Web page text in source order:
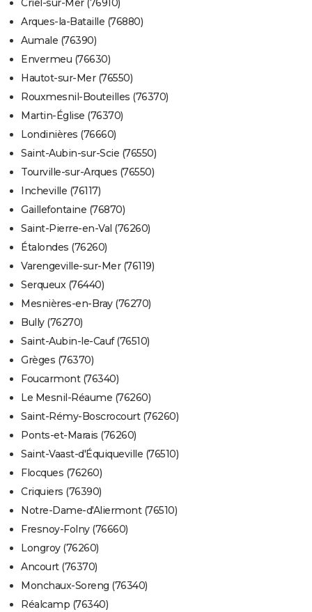
Criel-sur-Mer (76910)
Arques-la-Bataille (76880)
Aumale (76390)
Envermeu (76630)
Hautot-sur-Mer (76550)
Rouxmesnil-Bouteilles (76370)
Martin-Église (76370)
Londinières (76660)
Saint-Aubin-sur-Scie (76550)
Tourville-sur-Arques (76550)
Incheville (76117)
Gaillefontaine (76870)
Saint-Pierre-en-Val (76260)
Étalondes (76260)
Varengeville-sur-Mer (76119)
Serqueux (76440)
Mesnières-en-Bray (76270)
Bully (76270)
Saint-Aubin-le-Cauf (76510)
Grèges (76370)
Foucarmont (76340)
Le Mesnil-Réaume (76260)
Saint-Rémy-Boscrocourt (76260)
Ponts-et-Marais (76260)
Saint-Vaast-d'Équiqueville (76510)
Flocques (76260)
Criquiers (76390)
Notre-Dame-d'Aliermont (76510)
Fresnoy-Folny (76660)
Longroy (76260)
Ancourt (76370)
Monchaux-Soreng (76340)
Réalcamp (76340)